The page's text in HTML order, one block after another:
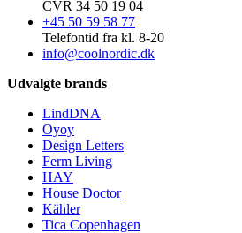
CVR 34 50 19 04
+45 50 59 58 77
Telefontid fra kl. 8-20
info@coolnordic.dk
Udvalgte brands
LindDNA
Oyoy
Design Letters
Ferm Living
HAY
House Doctor
Kähler
Tica Copenhagen